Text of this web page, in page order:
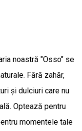
noastră "Osso" se
Fără zahăr,
și dulciuri care nu
Optează pentru
momentele tale